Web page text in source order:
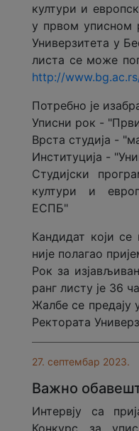
култури и
у првом уписном
Универзитета у
листа се може
http://
Потребно је
Уписни рок -
Врста студија -
Институција -
Студијски
култури и
ЕСПБ"
Кандидат који
није полагао
Рок за
ранг листу је 36
Жалбе се предају
Ректората
27. септембар 2023.
Важно
Интервју са
Конкурс за